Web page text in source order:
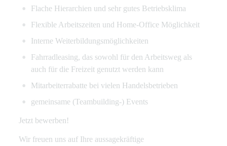
Flache Hierarchien und sehr gutes Betriebsklima
Flexible Arbeitszeiten und Home-Office Möglichkeit
Interne Weiterbildungsmöglichkeiten
Fahrradleasing, das sowohl für den Arbeitsweg als
auch für die Freizeit genutzt werden kann
Mitarbeiterrabatte bei vielen Handelsbetrieben
gemeinsame (Teambuilding-) Events
Jetzt bewerben!
Wir freuen uns auf Ihre aussagekräftige